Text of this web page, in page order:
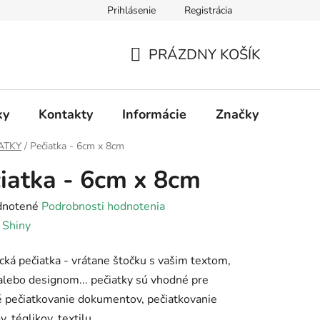
Prihlásenie Registrácia
KOŠÍK
PRÁZDNY KOŠÍK
Kontakty Informácie Značky
/ Pečiatka - 6cm x 8cm
- 6cm x 8cm
Podrobnosti hodnotenia
Shiny
pečiatka - vrátane štočku s vašim textom,
designom... pečiatky sú vhodné pre
pečiatkovanie dokumentov, pečiatkovanie